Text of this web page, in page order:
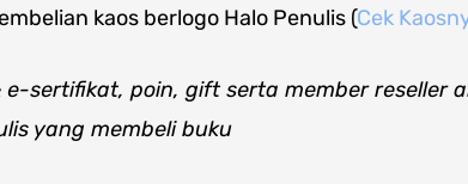
kaos berlogo Halo Penulis (Cek
e-sertifikat, poin, gift serta member reseller
yang membeli buku